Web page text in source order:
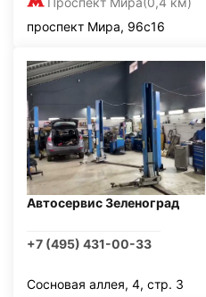
проспект Мира, 96с16
Автосервис Зеленоград
+7 (495) 431-00-33
Сосновая аллея, 4, стр. 3